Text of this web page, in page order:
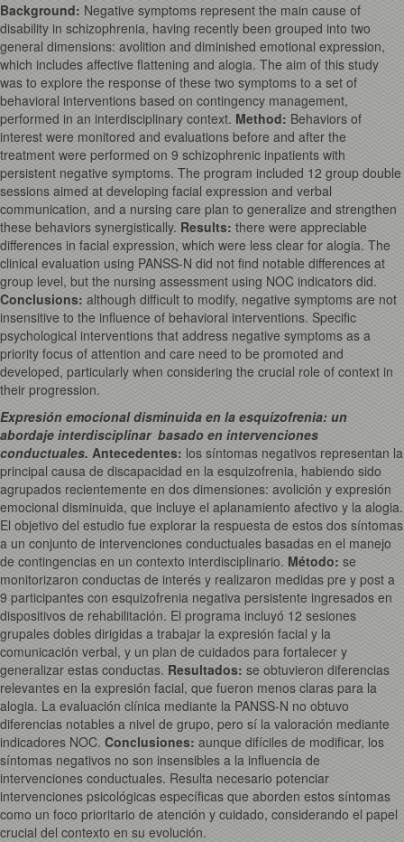
Background: Negative symptoms represent the main cause of
disability in schizophrenia, having recently been grouped into two
general dimensions: avolition and diminished emotional expression,
which includes affective flattening and alogia. The aim of this study
was to explore the response of these two symptoms to a set of
behavioral interventions based on contingency management,
performed in an interdisciplinary context. Method: Behaviors of
interest were monitored and evaluations before and after the
treatment were performed on 9 schizophrenic inpatients with
persistent negative symptoms. The program included 12 group double
sessions aimed at developing facial expression and verbal
communication, and a nursing care plan to generalize and strengthen
these behaviors synergistically. Results: there were appreciable
differences in facial expression, which were less clear for alogia. The
clinical evaluation using PANSS-N did not find notable differences at
group level, but the nursing assessment using NOC indicators did.
Conclusions: although difficult to modify, negative symptoms are not
insensitive to the influence of behavioral interventions. Specific
psychological interventions that address negative symptoms as a
priority focus of attention and care need to be promoted and
developed, particularly when considering the crucial role of context in
their progression.
Expresión emocional disminuida en la esquizofrenia: un
abordaje interdisciplinar basado en intervenciones
conductuales. Antecedentes: los síntomas negativos representan la
principal causa de discapacidad en la esquizofrenia, habiendo sido
agrupados recientemente en dos dimensiones: avolición y expresión
emocional disminuida, que incluye el aplanamiento afectivo y la alogia.
El objetivo del estudio fue explorar la respuesta de estos dos síntomas
a un conjunto de intervenciones conductuales basadas en el manejo
de contingencias en un contexto interdisciplinario. Método: se
monitorizaron conductas de interés y realizaron medidas pre y post a
9 participantes con esquizofrenia negativa persistente ingresados en
dispositivos de rehabilitación. El programa incluyó 12 sesiones
grupales dobles dirigidas a trabajar la expresión facial y la
comunicación verbal, y un plan de cuidados para fortalecer y
generalizar estas conductas. Resultados: se obtuvieron diferencias
relevantes en la expresión facial, que fueron menos claras para la
alogia. La evaluación clínica mediante la PANSS-N no obtuvo
diferencias notables a nivel de grupo, pero sí la valoración mediante
indicadores NOC. Conclusiones: aunque difíciles de modificar, los
síntomas negativos no son insensibles a la influencia de
intervenciones conductuales. Resulta necesario potenciar
intervenciones psicológicas específicas que aborden estos síntomas
como un foco prioritario de atención y cuidado, considerando el papel
crucial del contexto en su evolución.